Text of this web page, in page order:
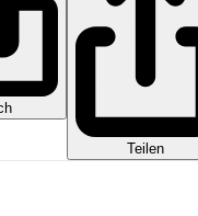
Teilen